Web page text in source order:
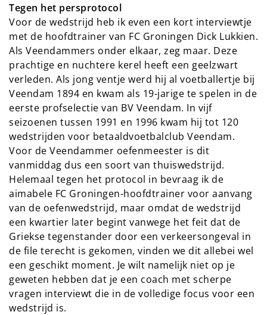
Tegen het persprotocol
Voor de wedstrijd heb ik even een kort interviewtje
met de hoofdtrainer van FC Groningen Dick Lukkien.
Als Veendammers onder elkaar, zeg maar. Deze
prachtige en nuchtere kerel heeft een geelzwart
verleden. Als jong ventje werd hij al voetballertje bij
Veendam 1894 en kwam als 19-jarige te spelen in de
eerste profselectie van BV Veendam. In vijf
seizoenen tussen 1991 en 1996 kwam hij tot 120
wedstrijden voor betaaldvoetbalclub Veendam.
Voor de Veendammer oefenmeester is dit
vanmiddag dus een soort van thuiswedstrijd.
Helemaal tegen het protocol in bevraag ik de
aimabele FC Groningen-hoofdtrainer voor aanvang
van de oefenwedstrijd, maar omdat de wedstrijd
een kwartier later begint vanwege het feit dat de
Griekse tegenstander door een verkeersongeval in
de file terecht is gekomen, vinden we dit allebei wel
een geschikt moment. Je wilt namelijk niet op je
geweten hebben dat je een coach met scherpe
vragen interviewt die in de volledige focus voor een
wedstrijd is.